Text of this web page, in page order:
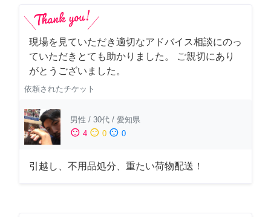
現場を見ていただき適切なアドバイス相談にのっ
ていただきとても助かりました。 ご親切にあり
がとうございました。
依頼されたチケット
男性 / 30代 / 愛知県
sentiment_satisfied 4 sentiment_neutral 0 sentiment_dissatisfied 0
引越し、不用品処分、重たい荷物配送！